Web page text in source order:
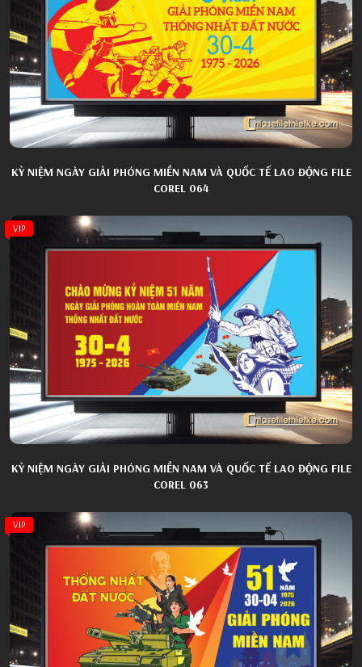
KỶ NIỆM NGÀY GIẢI PHÓNG MIỀN NAM VÀ QUỐC TẾ LAO ĐỘNG FILE
COREL 064
VIP
KỶ NIỆM NGÀY GIẢI PHÓNG MIỀN NAM VÀ QUỐC TẾ LAO ĐỘNG FILE
COREL 063
VIP